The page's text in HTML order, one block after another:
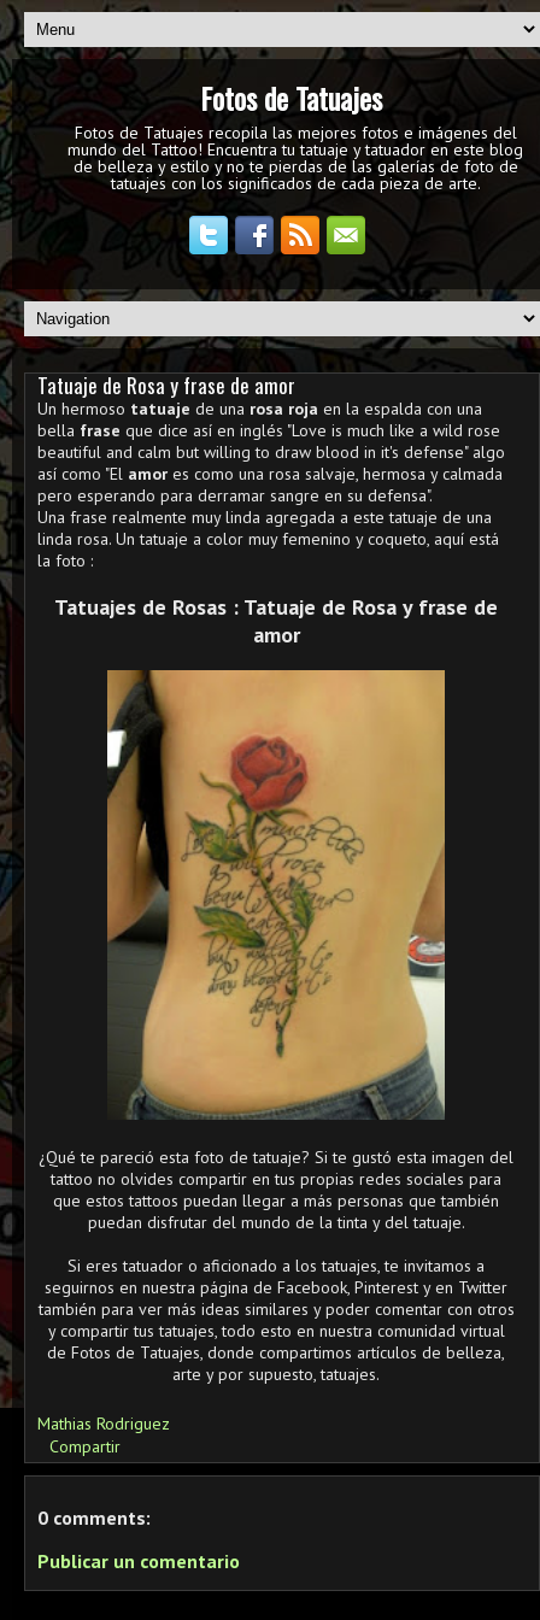
Fotos de Tatuajes
Fotos de Tatuajes recopila las mejores fotos e imágenes del
mundo del Tattoo! Encuentra tu tatuaje y tatuador en este blog
de belleza y estilo y no te pierdas de las galerías de foto de
tatuajes con los significados de cada pieza de arte.
Tatuaje de Rosa y frase de amor
Un hermoso tatuaje de una rosa roja en la espalda con una
bella frase que dice así en inglés "Love is much like a wild rose
beautiful and calm but willing to draw blood in it's defense" algo
así como "El amor es como una rosa salvaje, hermosa y calmada
pero esperando para derramar sangre en su defensa".
Una frase realmente muy linda agregada a este tatuaje de una
linda rosa. Un tatuaje a color muy femenino y coqueto, aquí está
la foto :
Tatuajes de Rosas : Tatuaje de Rosa y frase de
amor
¿Qué te pareció esta foto de tatuaje? Si te gustó esta imagen del
tattoo no olvides compartir en tus propias redes sociales para
que estos tattoos puedan llegar a más personas que también
puedan disfrutar del mundo de la tinta y del tatuaje.
Si eres tatuador o aficionado a los tatuajes, te invitamos a
seguirnos en nuestra página de Facebook, Pinterest y en Twitter
también para ver más ideas similares y poder comentar con otros
y compartir tus tatuajes, todo esto en nuestra comunidad virtual
de Fotos de Tatuajes, donde compartimos artículos de belleza,
arte y por supuesto, tatuajes.
Mathias Rodriguez
Compartir
0 comments:
Publicar un comentario